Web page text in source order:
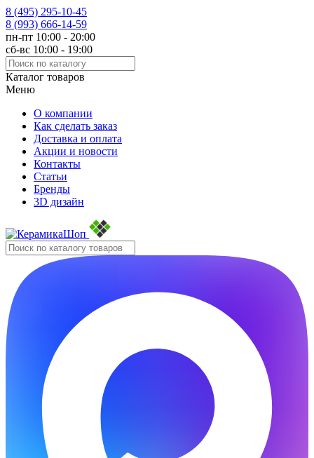
8 (495) 295-10-45
8 (993) 666-14-59
пн-пт 10:00 - 20:00
сб-вс 10:00 - 19:00
Каталог товаров
Меню
О компании
Как сделать заказ
Доставка и оплата
Акции и новости
Контакты
Статьи
Бренды
3D дизайн